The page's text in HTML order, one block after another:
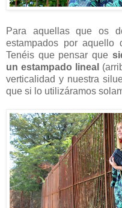
Para aquellas que os
estampados por aquello
Tenéis que pensar que
un estampado lineal
verticalidad y nuestra
que si lo utilizáramos